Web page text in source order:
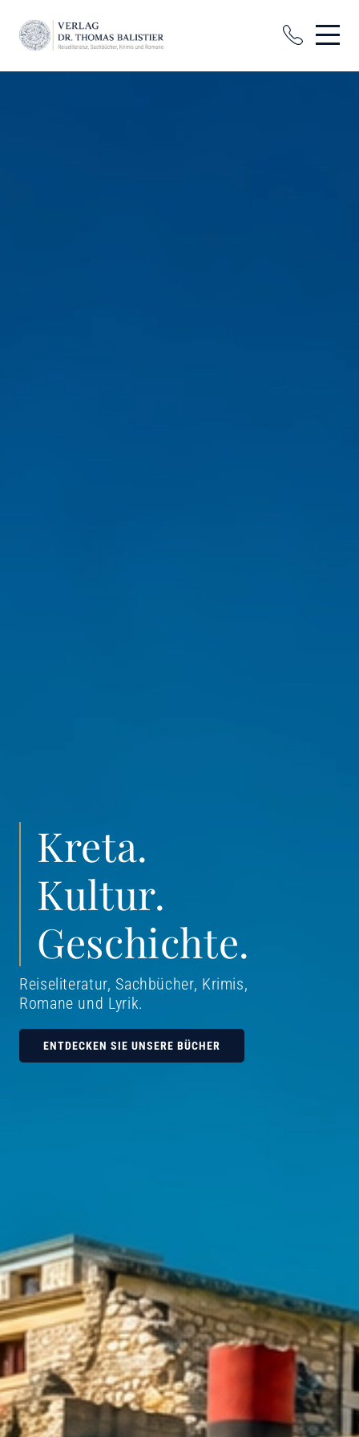
Kreta.
Kultur.
Geschichte.
Reiseliteratur, Sachbücher, Krimis,
Romane und Lyrik.
ENTDECKEN SIE UNSERE BÜCHER